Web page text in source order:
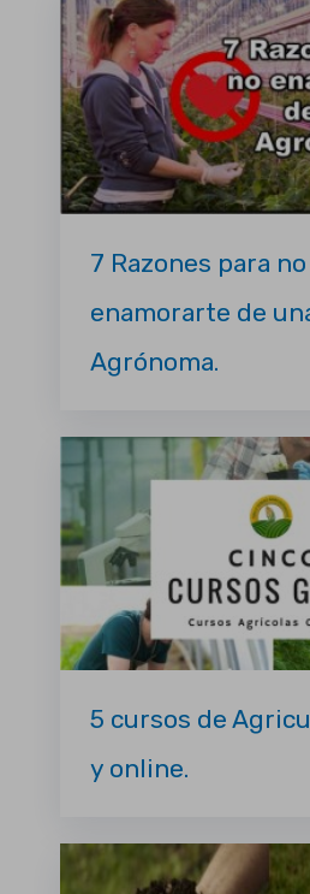
7 Razones para no
enamorarte de
Agrónoma.
5 cursos de
y online.